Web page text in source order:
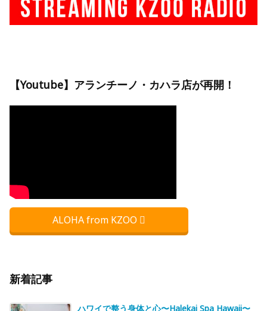
【Youtube】アランチーノ・カハラ店が再開！
ALOHA from KZOO
新着記事
ハワイで整う身体と心〜Halekai Spa Hawaii〜